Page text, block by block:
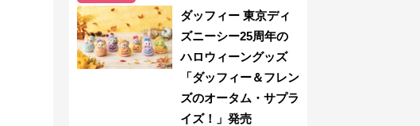
ダッフィー 東京ディ
ズニーシー25周年の
ハロウィーングッズ
「ダッフィー＆フレン
ズのオータム・サプラ
イズ！」発売